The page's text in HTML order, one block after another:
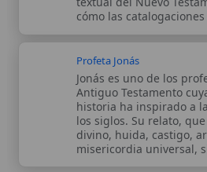
teológicos, documentos
de concilios, encíclicas,
la Iglesia.Proceso
Wikitólica © 2026 . Enciclopedia del
histórico y litúrgico de la Iglesia Católica.
Curso Católico,Buscador Católicoy
analíticas anónimas. LicenciaCC BY-SA